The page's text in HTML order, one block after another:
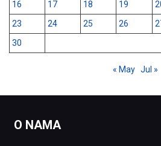
16
17 18 19
23
24 25 26
30
« May Jul »
O NAMA